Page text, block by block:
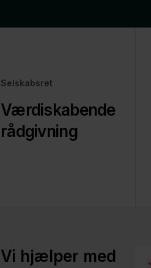
Selskabsret
Værdiskabende
rådgivning
Vi hjælper med